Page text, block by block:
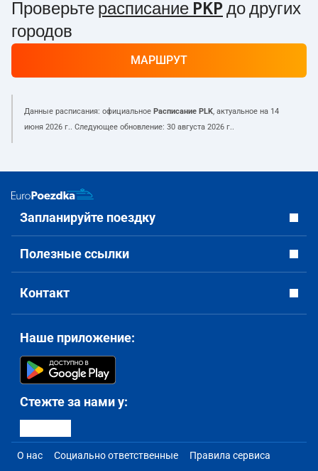
Проверьте расписание PKP до других
городов
МАРШРУТ
Данные расписания: официальное Расписание PLK, актуальное на 14
июня 2026 г.. Следующее обновление: 30 августа 2026 г..
Запланируйте поездку
Полезные ссылки
Контакт
Наше приложение:
Стежте за нами у:
О нас Социально ответственные Правила сервиса